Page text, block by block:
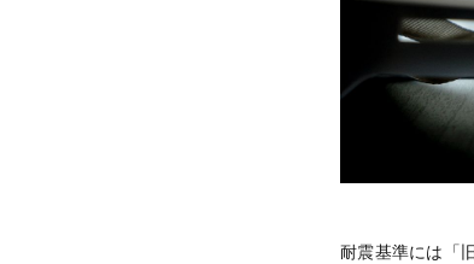
耐震基準には「